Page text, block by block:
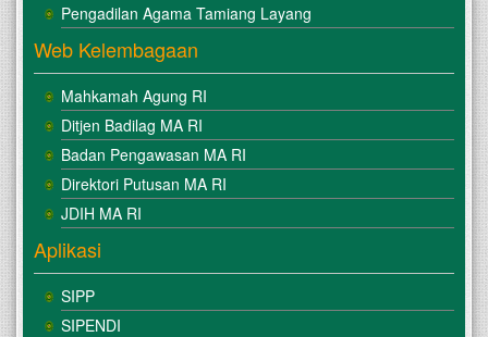
Pengadilan Agama Tamiang Layang
Web Kelembagaan
Mahkamah Agung RI
Ditjen Badilag MA RI
Badan Pengawasan MA RI
Direktori Putusan MA RI
JDIH MA RI
Aplikasi
SIPP
SIPENDI